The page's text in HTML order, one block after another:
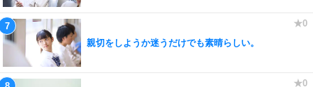
親切をしようか迷うだけでも素晴らしい。